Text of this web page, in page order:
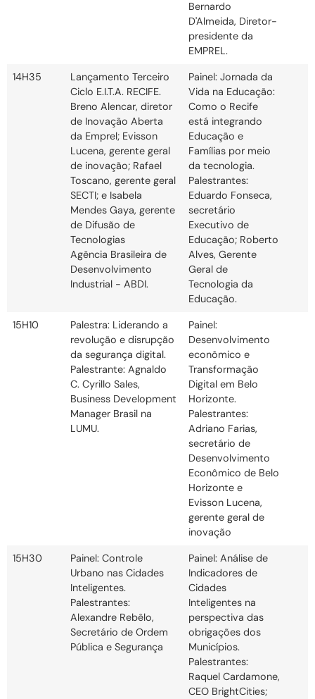
Bernardo
D'Almeida, Diretor-
presidente da
EMPREL.
14H35
Lançamento Terceiro
Ciclo E.I.T.A. RECIFE.
Breno Alencar, diretor
de Inovação Aberta
da Emprel; Evisson
Lucena, gerente geral
de inovação; Rafael
Toscano, gerente geral
SECTI; e Isabela
Mendes Gaya, gerente
de Difusão de
Tecnologias
Agência Brasileira de
Desenvolvimento
Industrial - ABDI.
Painel: Jornada da
Vida na Educação:
Como o Recife
está integrando
Educação e
Famílias por meio
da tecnologia.
Palestrantes:
Eduardo Fonseca,
secretário
Executivo de
Educação; Roberto
Alves, Gerente
Geral de
Tecnologia da
Educação.
15H10
Palestra: Liderando a
revolução e disrupção
da segurança digital.
Palestrante: Agnaldo
C. Cyrillo Sales,
Business Development
Manager Brasil na
LUMU.
Painel:
Desenvolvimento
econômico e
Transformação
Digital em Belo
Horizonte.
Palestrantes:
Adriano Farias,
secretário de
Desenvolvimento
Econômico de Belo
Horizonte e
Evisson Lucena,
gerente geral de
inovação
15H30
Painel: Controle
Urbano nas Cidades
Inteligentes.
Palestrantes:
Alexandre Rebêlo,
Secretário de Ordem
Pública e Segurança
Painel: Análise de
Indicadores de
Cidades
Inteligentes na
perspectiva das
obrigações dos
Municípios.
Palestrantes:
Raquel Cardamone,
CEO BrightCities;